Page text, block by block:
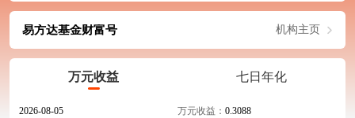
易方达基金财富号 机构主页
万元收益 七日年化
2026-08-05 万元收益： 0.3088